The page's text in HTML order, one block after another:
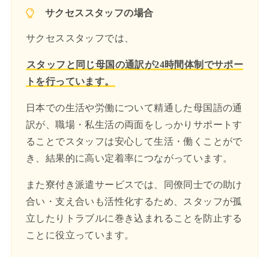
サクセススタッフの場合
サクセススタッフでは、
スタッフと同じ母国の通訳が24時間体制でサポー
トを行っています。
日本での生活や労働について精通した母国語の通
訳が、職場・私生活の両面をしっかりサポートす
ることでスタッフは安心して生活・働くことがで
き、結果的に高い定着率につながっています。
また寮付き派遣サービスでは、同僚同士での助け
合い・支え合いも活性化するため、スタッフが孤
立したりトラブルに巻き込まれることを防止する
ことに役立っています。